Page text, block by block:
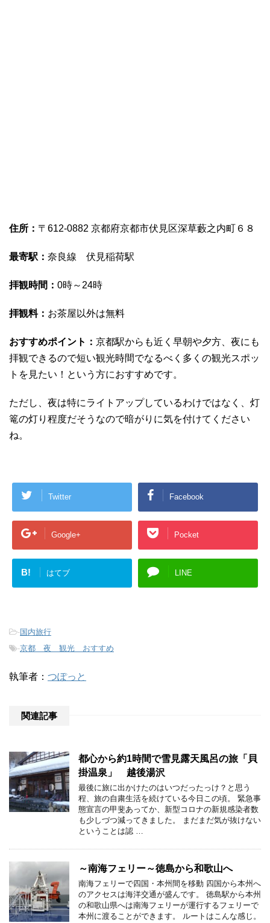
住所： 〒612-0882 京都府京都市伏見区深草藪之内町６８
最寄駅： 奈良線 伏見稲荷駅
拝観時間： 0時～24時
拝観料： お茶屋以外は無料
おすすめポイント： 京都駅からも近く早朝や夕方、夜にも
拝観できるので短い観光時間でなるべく多くの観光スポッ
トを見たい！という方におすすめです。
ただし、夜は特にライトアップしているわけではなく、灯
篭の灯り程度だそうなので暗がりに気を付けてください
ね。
Twitter Facebook
Google+ Pocket
B! はてブ LINE
-国内旅行
-京都 夜 観光 おすすめ
執筆者： つぽっと
関連記事
都心から約1時間で雪見露天風呂の旅「貝
掛温泉」 越後湯沢
最後に旅に出かけたのはいつだったっけ？と思う
程、旅の自粛生活を続けている今日この頃。 緊急事
態宣言の甲斐あってか、新型コロナの新規感染者数
も少しづつ減ってきました。 まだまだ気が抜けない
ということは認 …
～南海フェリー～徳島から和歌山へ
南海フェリーで四国・本州間を移動 四国から本州へ
のアクセスは海洋交通が盛んです。 徳島駅から本州
の和歌山県へは南海フェリーが運行するフェリーで
本州に渡ることができます。 ルートはこんな感じ。